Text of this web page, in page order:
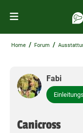
Home / Forum /
Fabi
Canicross